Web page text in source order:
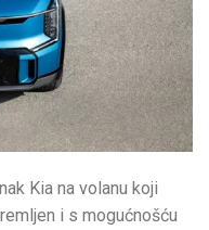
Kia na volanu koji
i s mogućnošću